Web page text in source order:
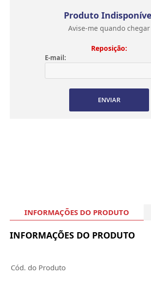
Produto
Avise-me quando chegar
Reposição:
E-mail:
ENVIAR
INFORMAÇÕES DO PRODUTO
INFORMAÇÕES DO PRODUTO
Cód. do Produto